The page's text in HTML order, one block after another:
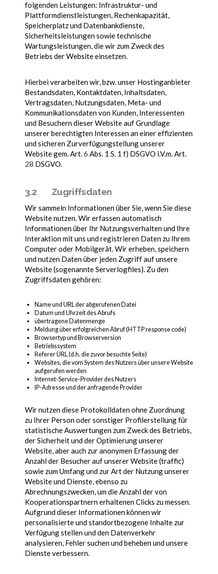
folgenden Leistungen: Infrastruktur- und
Plattformdienstleistungen, Rechenkapazität,
Speicherplatz und Datenbankdienste,
Sicherheitsleistungen sowie technische
Wartungsleistungen, die wir zum Zweck des
Betriebs der Website einsetzen.
Hierbei verarbeiten wir, bzw. unser Hostinganbieter
Bestandsdaten, Kontaktdaten, Inhaltsdaten,
Vertragsdaten, Nutzungsdaten, Meta- und
Kommunikationsdaten von Kunden, Interessenten
und Besuchern dieser Website auf Grundlage
unserer berechtigten Interessen an einer effizienten
und sicheren Zurverfügungstellung unserer
Website gem. Art.6 Abs. 1 S. 1 f) DSGVO i.V.m. Art.
28 DSGVO.
3.2 Zugriffsdaten
Wir sammeln Informationen über Sie, wenn Sie diese
Website nutzen. Wir erfassen automatisch
Informationen über Ihr Nutzungsverhalten und Ihre
Interaktion mit uns und registrieren Daten zu Ihrem
Computer oder Mobilgerät. Wir erheben, speichern
und nutzen Daten über jeden Zugriff auf unsere
Website (sogenannte Serverlogfiles). Zu den
Zugriffsdaten gehören:
Name und URL der abgerufenen Datei
Datum und Uhrzeit des Abrufs
übertragene Datenmenge
Meldung über erfolgreichen Abruf (HTTP response code)
Browsertyp und Browserversion
Betriebssystem
Referer URL (d.h. die zuvor besuchte Seite)
Websites, die vom System des Nutzers über unsere Website
aufgerufen werden
Internet-Service-Provider des Nutzers
IP-Adresse und der anfragende Provider
Wir nutzen diese Protokolldaten ohne Zuordnung
zu Ihrer Person oder sonstiger Profilerstellung für
statistische Auswertungen zum Zweck des Betriebs,
der Sicherheit und der Optimierung unserer
Website, aber auch zur anonymen Erfassung der
Anzahl der Besucher auf unserer Website (traffic)
sowie zum Umfang und zur Art der Nutzung unserer
Website und Dienste, ebenso zu
Abrechnungszwecken, um die Anzahl der von
Kooperationspartnern erhaltenen Clicks zu messen.
Aufgrund dieser Informationen können wir
personalisierte und standortbezogene Inhalte zur
Verfügung stellen und den Datenverkehr
analysieren, Fehler suchen und beheben und unsere
Dienste verbessern.